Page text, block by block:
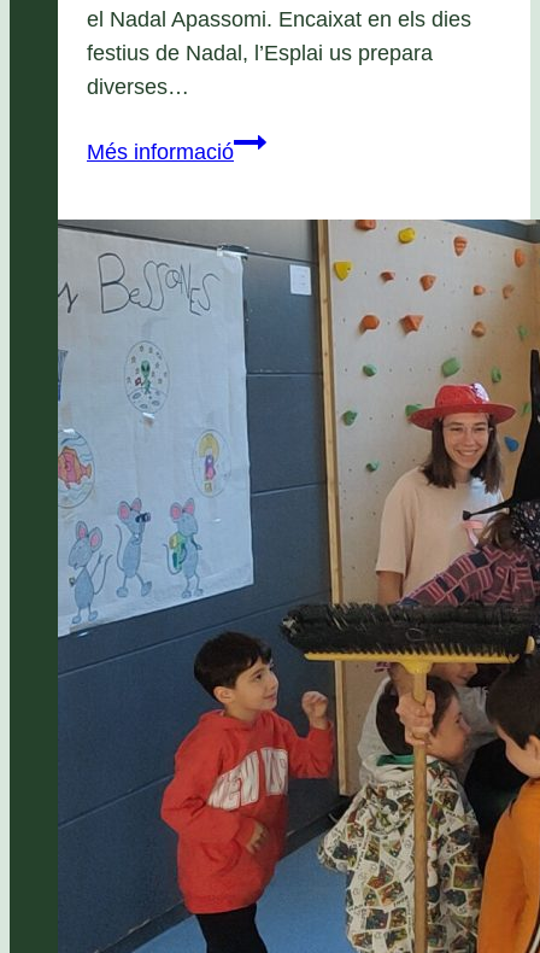
el Nadal Apassomi. Encaixat en els dies
festius de Nadal, l’Esplai us prepara
diverses…
Més informacióParc
i
Gran
Cagada
del
Tió